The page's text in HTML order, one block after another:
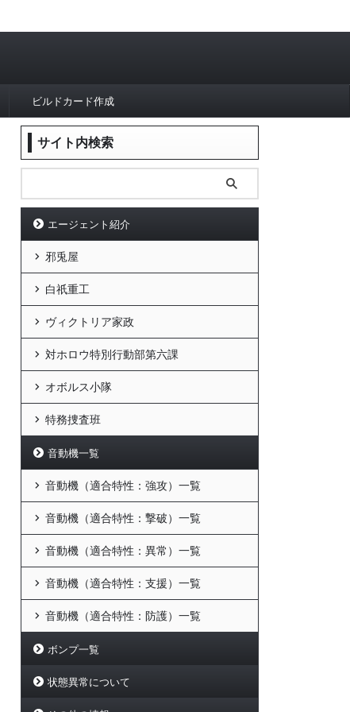
ビルドカード作成
サイト内検索
エージェント紹介
邪兎屋
白祇重工
ヴィクトリア家政
対ホロウ特別行動部第六課
オボルス小隊
特務捜査班
音動機一覧
音動機（適合特性：強攻）一覧
音動機（適合特性：撃破）一覧
音動機（適合特性：異常）一覧
音動機（適合特性：支援）一覧
音動機（適合特性：防護）一覧
ボンプ一覧
状態異常について